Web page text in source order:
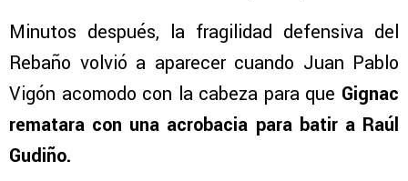
Minutos después, la fragilidad defensiva del
Rebaño volvió a aparecer cuando Juan Pablo
Vigón acomodo con la cabeza para que Gignac
rematara con una acrobacia para batir a Raúl
Gudiño.